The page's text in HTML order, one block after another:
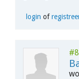
login of